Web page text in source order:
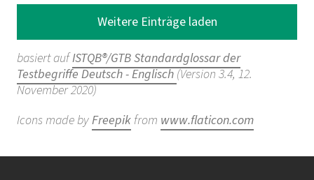
Weitere Einträge laden
basiert aufISTQB®/GTB Standardglossar der
Testbegriffe Deutsch - Englisch(Version 3.4, 12.
November 2020)
Icons made byFreepik from www.flaticon.com